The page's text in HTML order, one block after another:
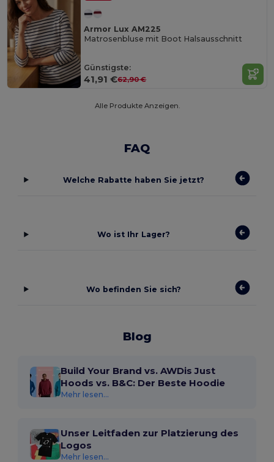
Armor Lux AM225
Matrosenbluse mit Boot Halsausschnitt
Günstigste:
41,91 €62,90 €
Alle Produkte Anzeigen.
FAQ
Welche Rabatte haben Sie jetzt?
Wo ist Ihr Lager?
Wo befinden Sie sich?
Blog
Build Your Brand vs. AWDis Just
Hoods vs. B&C: Der Beste Hoodie
Mehr lesen...
Unser Leitfaden zur Platzierung des
Logos
Mehr lesen...